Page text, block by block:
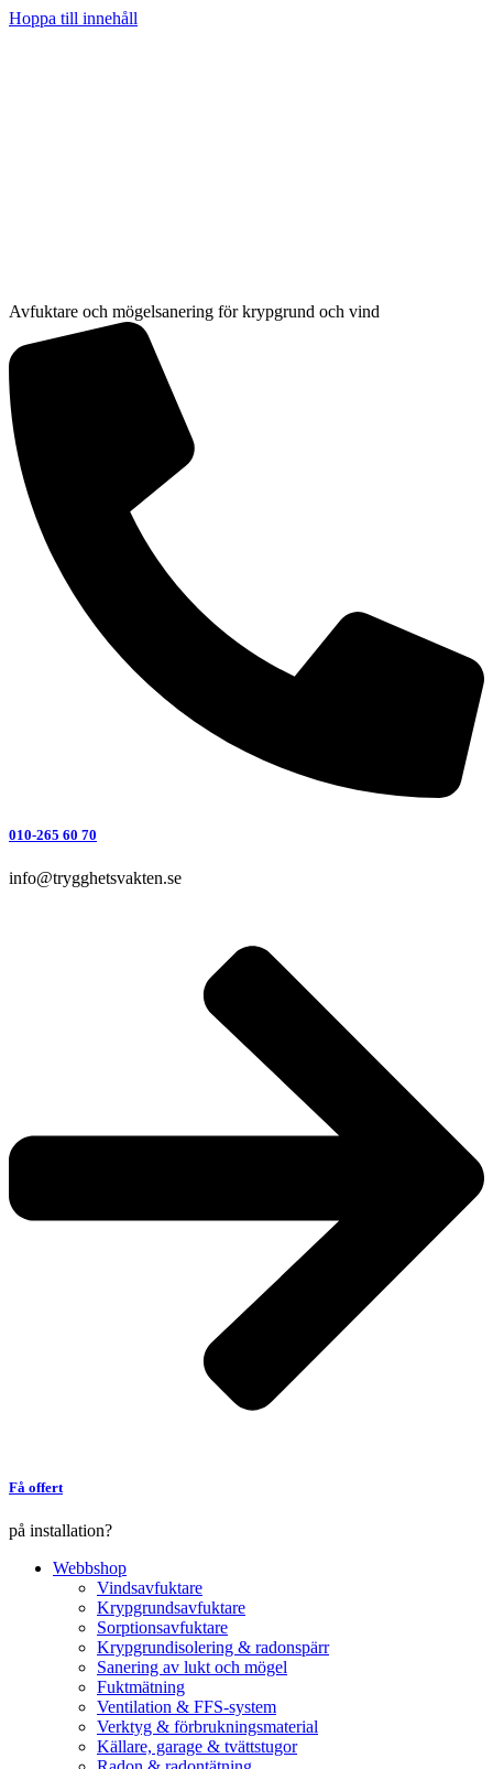
Hoppa till innehåll
Avfuktare och mögelsanering för krypgrund och vind
010-265 60 70
info@trygghetsvakten.se
Få offert
på installation?
Webbshop
Vindsavfuktare
Krypgrundsavfuktare
Sorptionsavfuktare
Krypgrundisolering & radonspärr
Sanering av lukt och mögel
Fuktmätning
Ventilation & FFS-system
Verktyg & förbrukningsmaterial
Källare, garage & tvättstugor